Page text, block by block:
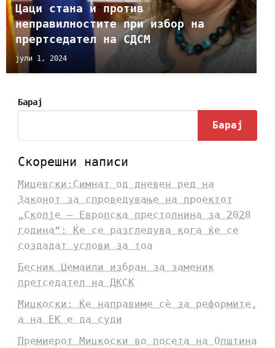
Цаци стана и против
неправилностите при избор на
прертседател на СДСМ
јули 1, 2024
Барај
Барај
Скорешни написи
Мицевски:Симнат од дневен ред на
Законот за спроведување на проектот
„Скопје – Европска престолнина за 2028
година“: Ќе се разгледува кога ќе се
создадат услови за тоа
Бесник Џемаили избран за заменик
претседател на ДКСК
Мицкоски: Ќе направиме сè за реформите,
а на ЕК е да суди
Премиерот Мицкоски во посета на Општина